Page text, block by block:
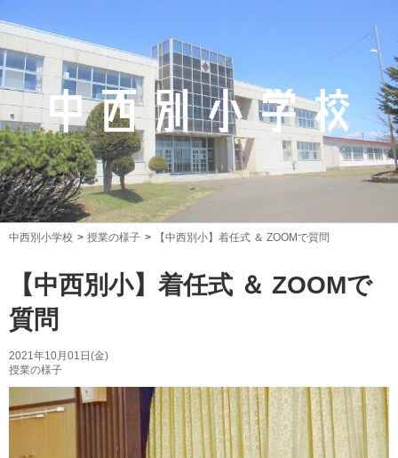
中西別小学校 授業の様子 【中西別小】着任式 ＆ ZOOMで質問
【中西別小】着任式 ＆ ZOOMで
質問
2021年10月01日(金)
授業の様子